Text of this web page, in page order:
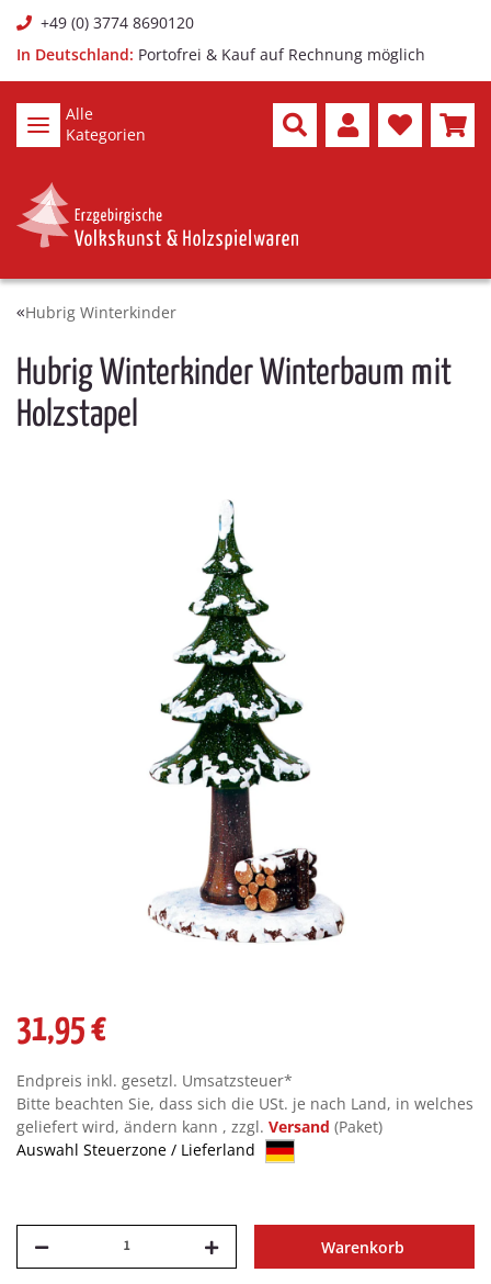
+49 (0) 3774 8690120
In Deutschland: Portofrei & Kauf auf Rechnung möglich
Alle
Kategorien
Hubrig Winterkinder
Hubrig Winterkinder Winterbaum mit
Holzstapel
31,95 €
Endpreis inkl. gesetzl. Umsatzsteuer*
Bitte beachten Sie, dass sich die USt. je nach Land, in welches
geliefert wird, ändern kann , zzgl. Versand (Paket)
Auswahl Steuerzone / Lieferland
Warenkorb